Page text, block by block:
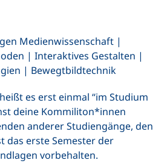
Medienwissenschaft |
| Interaktives Gestalten |
| Bewegtbildtechnik
es erst einmal “im Studium
deine Kommiliton*innen
anderer Studiengänge, den
das erste Semester der
vorbehalten.